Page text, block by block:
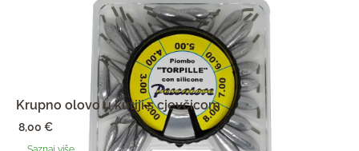
Krupno olovo u kutiji s cjevčicom
8,00€